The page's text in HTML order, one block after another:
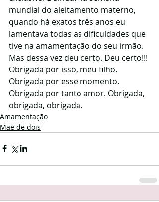
mundial do aleitamento materno,
quando há exatos três anos eu
lamentava todas as dificuldades que
tive na amamentação do seu irmão.
Mas dessa vez deu certo. Deu certo!!!
Obrigada por isso, meu filho.
Obrigada por esse momento.
Obrigada por tanto amor. Obrigada,
obrigada, obrigada.
Amamentação
Mãe de dois